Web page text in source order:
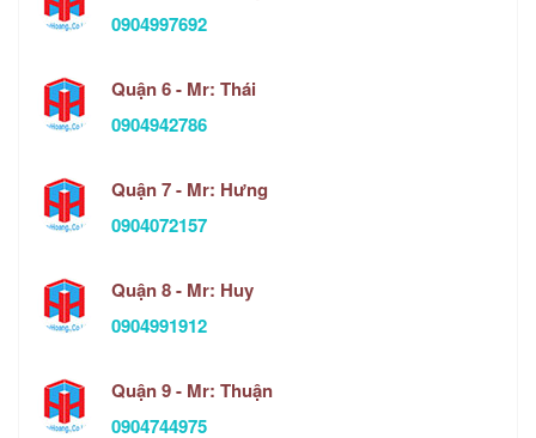
0904997692
Quận 6 - Mr: Thái
0904942786
Quận 7 - Mr: Hưng
0904072157
Quận 8 - Mr: Huy
0904991912
Quận 9 - Mr: Thuận
0904744975